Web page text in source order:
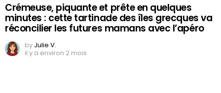
Crémeuse, piquante et prête en quelques
minutes : cette tartinade des îles grecques va
réconcilier les futures mamans avec l’apéro
by Julie V.
il y a environ 2 mois